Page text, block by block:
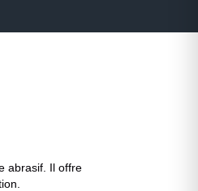
abrasif. Il offre